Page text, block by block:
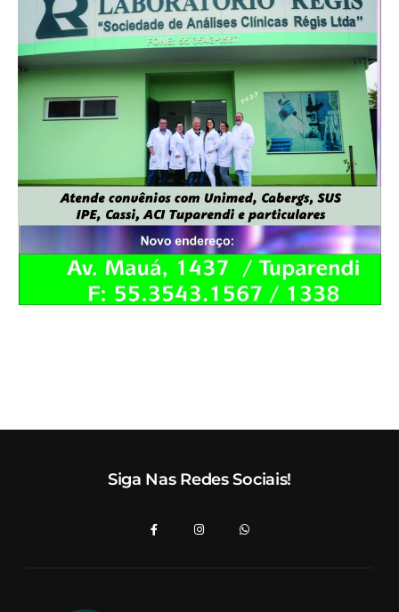
Siga Nas Redes Sociais!